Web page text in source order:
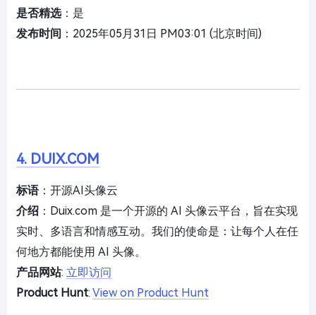
是否精选：是
发布时间 ：2025年05月31日 PM03:01 (北京时间)
4. DUIX.COM
标语：开源AI头像云
介绍 ：Duix.com 是一个开源的 AI 头像云平台，旨在实现
实时、多语言和情感互动。我们的使命是：让每个人在任
何地方都能使用 AI 头像。
产品网站: 立即访问
Product Hunt: View on Product Hunt